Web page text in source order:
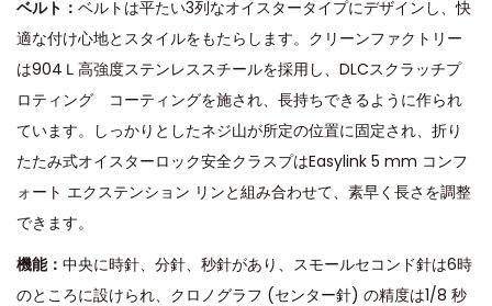
ベルト： ベルトは平たい3列なオイスタータイプにデザインし、快
適な付け心地とスタイルをもたらします。クリーンファクトリー
は904Ｌ高強度ステンレススチールを採用し、DLCスクラッチプ
ロティング コーティングを施され、長持ちできるように作られ
ています。しっかりとしたネジ山が所定の位置に固定され、折り
たたみ式オイスターロック安全クラスプはEasylink 5 mm コンフ
ォート エクステンション リンと組み合わせて、素早く長さを調整
できます。
機能： 中央に時針、分針、秒針があり、スモールセコンド針は6時
のところに設けられ、クロノグラフ (センター針) の精度は1/8 秒